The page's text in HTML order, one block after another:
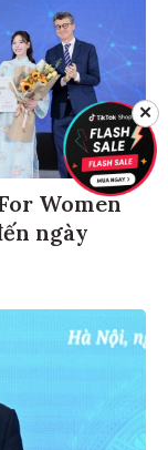
Women
ngày
✕